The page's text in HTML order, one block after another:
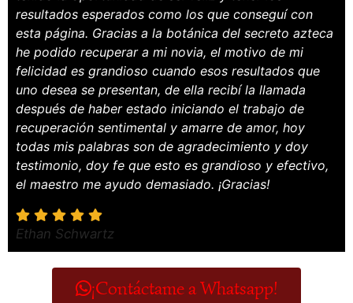
resultados esperados como los que conseguí con
esta página. Gracias a la botánica del secreto azteca
he podido recuperar a mi novia, el motivo de mi
felicidad es grandioso cuando esos resultados que
uno desea se presentan, de ella recibí la llamada
después de haber estado iniciando el trabajo de
recuperación sentimental y amarre de amor, hoy
todas mis palabras son de agradecimiento y doy
testimonio, doy fe que esto es grandioso y efectivo,
el maestro me ayudo demasiado. ¡Gracias!
Ethan Schwartz
¡Contáctame a Whatsapp!